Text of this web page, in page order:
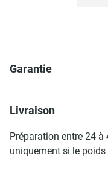
Garantie
Livraison
Préparation entre 24
uniquement si le